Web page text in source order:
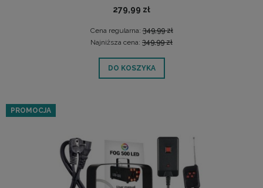
279,99 zł
Cena regularna:349,99 zł
Najniższa cena: 349,99 zł
DO KOSZYKA
PROMOCJA